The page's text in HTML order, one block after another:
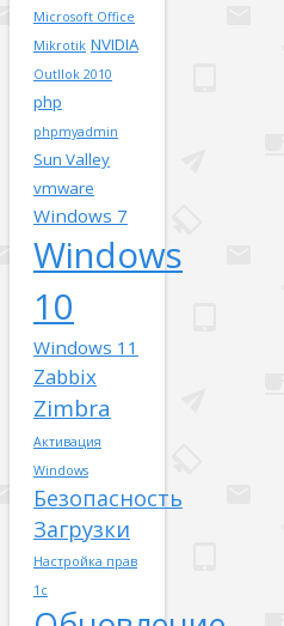
Microsoft Office
Mikrotik NVIDIA
Outllok 2010
php
phpmyadmin
Sun Valley
vmware
Windows 7
Windows
10
Windows 11
Zabbix
Zimbra
Активация
Windows
Безопасность
Загрузки
Настройка прав
1с